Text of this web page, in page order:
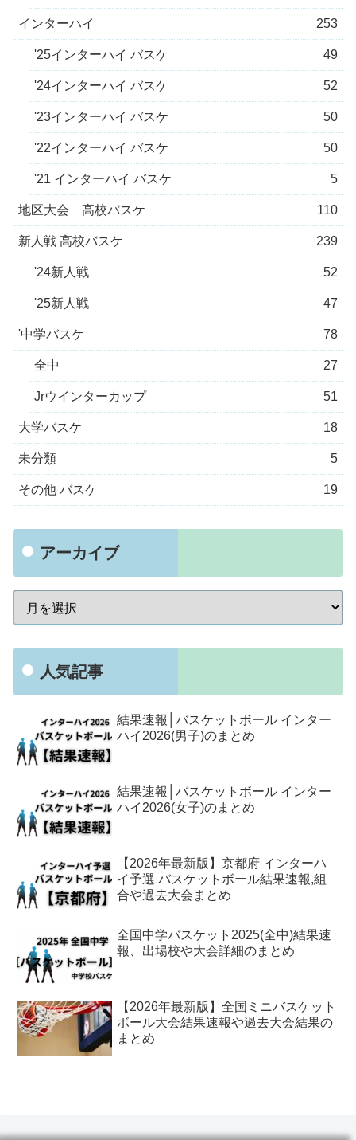
インターハイ 253
'25インターハイ バスケ 49
'24インターハイ バスケ 52
'23インターハイ バスケ 50
'22インターハイ バスケ 50
'21 インターハイ バスケ 5
地区大会 高校バスケ 110
新人戦 高校バスケ 239
'24新人戦 52
'25新人戦 47
'中学バスケ 78
全中 27
Jrウインターカップ 51
大学バスケ 18
未分類 5
その他 バスケ 19
アーカイブ
人気記事
結果速報│バスケットボール インター
ハイ2026(男子)のまとめ
結果速報│バスケットボール インター
ハイ2026(女子)のまとめ
【2026年最新版】京都府 インターハ
イ予選 バスケットボール結果速報,組
合や過去大会まとめ
全国中学バスケット2025(全中)結果速
報、出場校や大会詳細のまとめ
【2026年最新版】全国ミニバスケット
ボール大会結果速報や過去大会結果の
まとめ